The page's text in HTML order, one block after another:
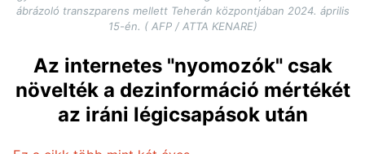
ábrázoló transzparens mellett Teherán központjában 2024. április
15-én. ( AFP / ATTA KENARE)
Az internetes "nyomozók" csak
növelték a dezinformáció mértékét
az iráni légicsapások után